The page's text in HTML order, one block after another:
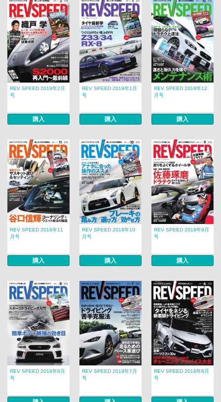
REV SPEED 2019年2月
号
購入
REV SPEED 2019年1月
号
購入
REV SPEED 2018年12
月号
購入
REV SPEED 2018年11
月号
購入
REV SPEED 2018年10
月号
購入
REV SPEED 2018年9月
号
購入
REV SPEED 2018年8月
号
REV SPEED 2018年7月
号
REV SPEED 2018年6月
号